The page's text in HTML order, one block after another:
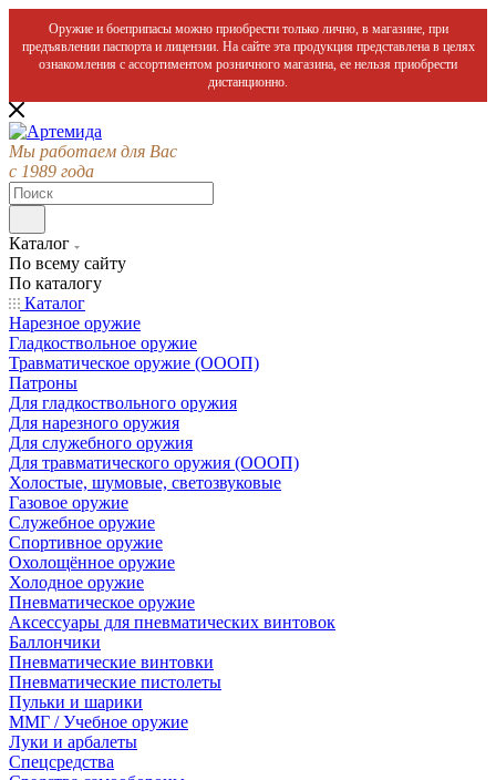
Оружие и боеприпасы можно приобрести только лично, в магазине, при
предъявлении паспорта и лицензии. На сайте эта продукция представлена в целях
ознакомления с ассортиментом розничного магазина, ее нельзя приобрести
дистанционно.
Мы работаем для Вас
с 1989 года
Каталог
По всему сайту
По каталогу
Каталог
Нарезное оружие
Гладкоствольное оружие
Травматическое оружие (ОООП)
Патроны
Для гладкоствольного оружия
Для нарезного оружия
Для служебного оружия
Для травматического оружия (ОООП)
Холостые, шумовые, светозвуковые
Газовое оружие
Служебное оружие
Спортивное оружие
Охолощённое оружие
Холодное оружие
Пневматическое оружие
Аксессуары для пневматических винтовок
Баллончики
Пневматические винтовки
Пневматические пистолеты
Пульки и шарики
ММГ / Учебное оружие
Луки и арбалеты
Спецсредства